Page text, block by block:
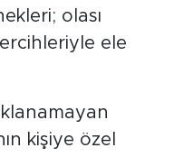
olası
ele
kişiye özel